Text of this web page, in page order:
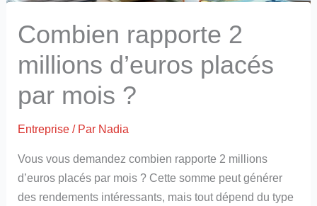
Combien rapporte 2
millions d’euros placés
par mois ?
Entreprise / Par Nadia
Vous vous demandez combien rapporte 2 millions
d’euros placés par mois ? Cette somme peut générer
des rendements intéressants, mais tout dépend du type